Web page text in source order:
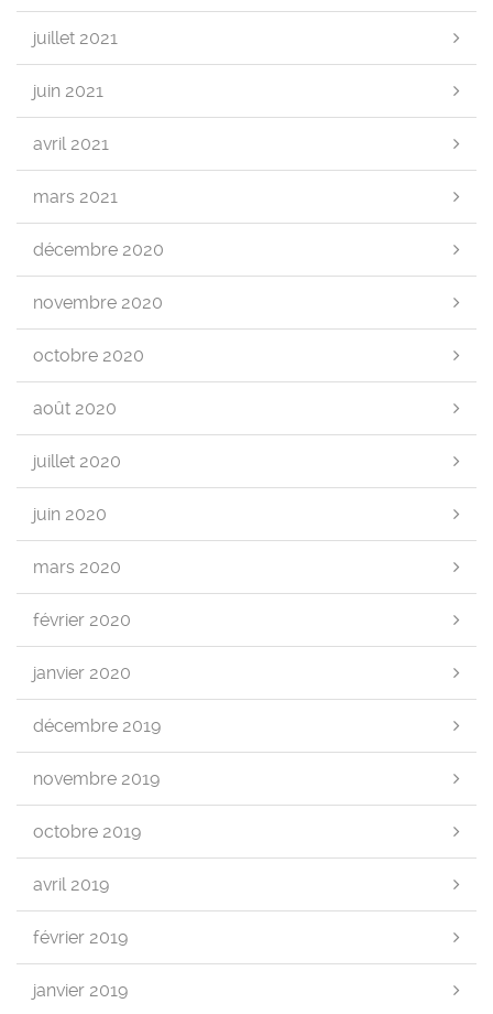
juillet 2021
juin 2021
avril 2021
mars 2021
décembre 2020
novembre 2020
octobre 2020
août 2020
juillet 2020
juin 2020
mars 2020
février 2020
janvier 2020
décembre 2019
novembre 2019
octobre 2019
avril 2019
février 2019
janvier 2019